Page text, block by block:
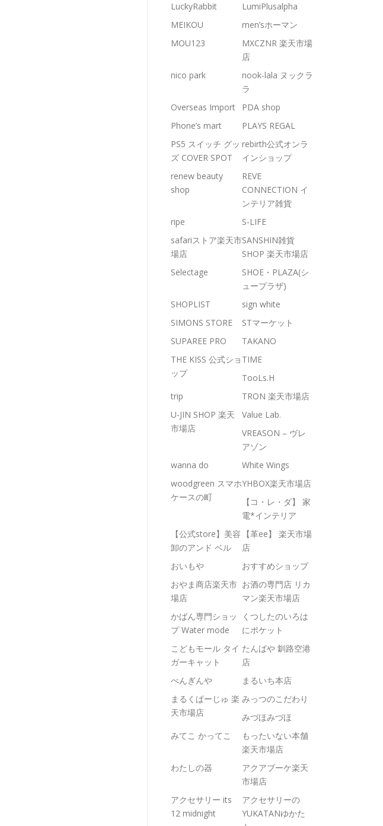
LuckyRabbit
LumiPlusalpha
MEIKOU
men’sホーマン
MOU123
MXCZNR 楽天市場
店
nico park
nook-lala ヌックラ
ラ
Overseas Import
PDA shop
Phone’s mart
PLAYS REGAL
PS5 スイッチ グッ
ズ COVER SPOT
rebirth公式オンラ
インショップ
renew beauty
shop
REVE
CONNECTION イ
ンテリア雑貨
ripe
S-LIFE
safariストア楽天市
場店
SANSHIN雑貨
SHOP 楽天市場店
Selectage
SHOE・PLAZA(シ
ュープラザ)
SHOPLIST
sign white
SIMONS STORE
STマーケット
SUPAREE PRO
TAKANO
THE KISS 公式ショ
ップ
TIME
TooLs.H
trip
TRON 楽天市場店
U-JIN SHOP 楽天
市場店
Value Lab.
VREASON – ヴレ
アゾン
wanna do
White Wings
woodgreen スマホ
ケースの町
YHBOX楽天市場店
【コ・レ・ダ】 家
電*インテリア
【公式store】美容
卸のアンド ベル
【革ee】 楽天市場
店
おいもや
おすすめショップ
おやま商店楽天市
場店
お酒の専門店 リカ
マン楽天市場店
かばん専門ショッ
プ Water mode
くつしたのいろは
にポケット
こどもモール タイ
ガーキャット
たんばや 釧路空港
店
ぺんぎんや
まるいち本店
まるくぱーじゅ 楽
天市場店
みっつのこだわり
みづほみづほ
みてこ かってこ
もったいない本舗
楽天市場店
わたしの器
アクアブーケ楽天
市場店
アクセサリー its
12 midnight
アクセサリーの
YUKATANゆかた